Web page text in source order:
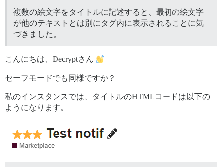
複数の絵文字をタイトルに記述すると、最初の絵文字
が他のテキストとは別に タグ内に表示されることに気
づきました。
こんにちは、Decryptさん
セーフモードでも同様ですか？
私のインスタンスでは、タイトルのHTMLコードは以下の
ようになります。